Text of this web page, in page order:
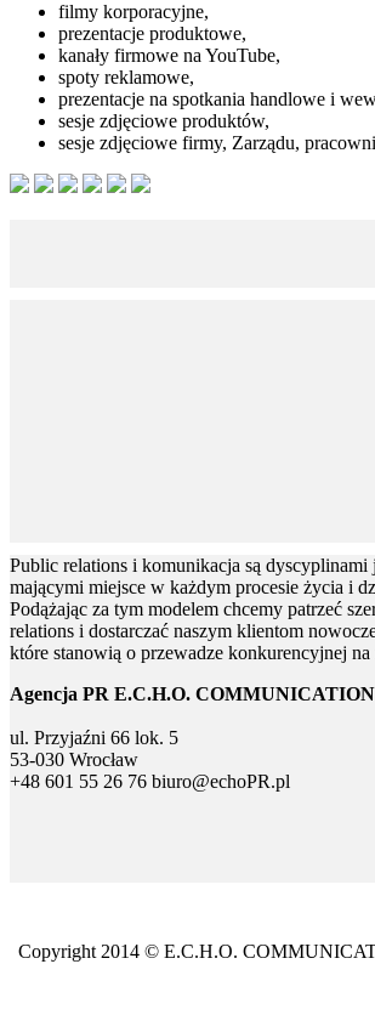
filmy korporacyjne,
prezentacje produktowe,
kanały firmowe na YouTube,
spoty reklamowe,
prezentacje na spotkania handlowe i
sesje zdjęciowe produktów,
sesje zdjęciowe firmy, Zarządu,
Public relations i komunikacja są
mającymi miejsce w każdym procesie życia i
Podążając za tym modelem chcemy patrzeć
relations i dostarczać naszym klientom
które stanowią o przewadze konkurencyjnej
Agencja PR E.C.H.O.
ul. Przyjaźni 66 lok. 5
53-030 Wrocław
+48 601 55 26 76 biuro@echoPR.pl
Copyright 2014 © E.C.H.O.